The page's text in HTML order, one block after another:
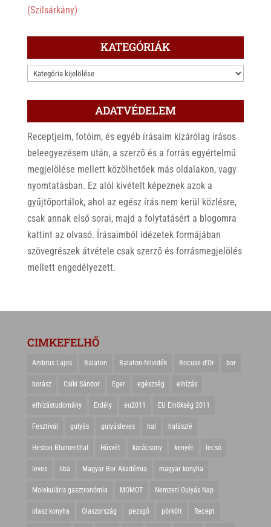
(Szilsárkány)
KATEGÓRIÁK
KATEGÓRIÁK
ADATVÉDELEM
Receptjeim, fotóim, és egyéb írásaim kizárólag írásos
beleegyezésem után, a szerző és a forrás egyértelmű
megjelölése mellett közölhetőek más oldalakon, vagy
nyomtatásban. Ez alól kivételt képeznek azok a
gyűjtőportálok, ahol az egész írás nem kerül közlésre,
csak annak első sorai, majd a folytatásért a blogomra
kattint az olvasó. Írásaimból idézetek formájában
szövegrészek átvétele csak szerző és forrásmegjelölés
mellett engedélyezett.
CIMKEFELHŐ
Ambrus Lajos Balaton Balaton-felvidék Bocuse d'Or bor
borász Csíki Sándor Eger egészség elhízás
elhízástudomány Erdély eu2011 EU Elnökség 2011
Fesztivál gulyás gulyásleves hal halászlé
Heston Blumenthal Húsvét karácsony kenyér lecsó
leves liba Magyar Bor Akadémia magyar konyha
Molekuláris gasztronómia MOMOT Nemzeti Gulyás Nap
olasz konyha Olaszország pezsgő pörkölt Recept